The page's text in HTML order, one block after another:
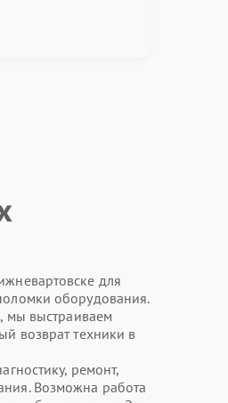
для
оборудования.
мы выстраиваем
возврат техники в
ремонт,
Возможна работа